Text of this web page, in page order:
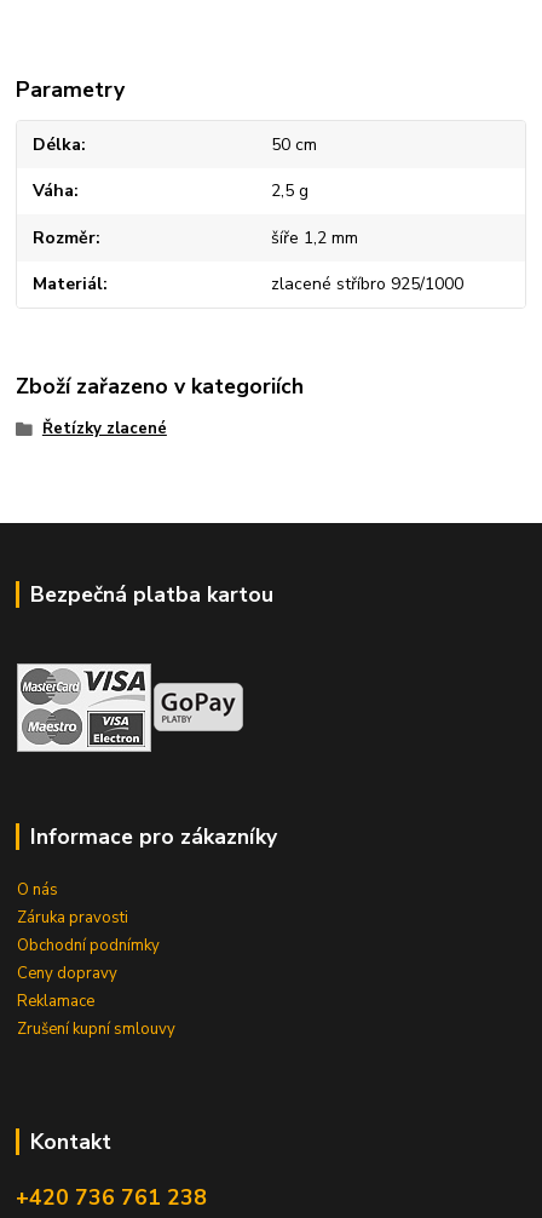
Parametry
Délka 50 cm
Váha 2,5 g
Rozměr šíře 1,2 mm
Materiál zlacené stříbro 925/1000
Zboží zařazeno v kategoriích
Řetízky zlacené
Bezpečná platba kartou
Informace pro zákazníky
O nás
Záruka pravosti
Obchodní podnímky
Ceny dopravy
Reklamace
Zrušení kupní smlouvy
Kontakt
+420 736 761 238